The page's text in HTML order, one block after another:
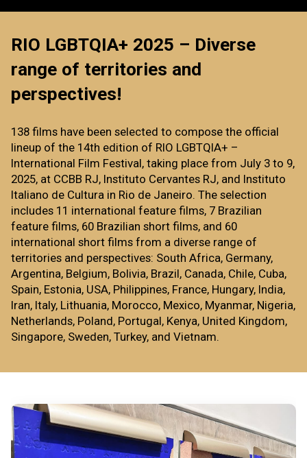
RIO LGBTQIA+ 2025 – Diverse
range of territories and
perspectives!
138 films have been selected to compose the official
lineup of the 14th edition of RIO LGBTQIA+ –
International Film Festival, taking place from July 3 to 9,
2025, at CCBB RJ, Instituto Cervantes RJ, and Instituto
Italiano de Cultura in Rio de Janeiro. The selection
includes 11 international feature films, 7 Brazilian
feature films, 60 Brazilian short films, and 60
international short films from a diverse range of
territories and perspectives: South Africa, Germany,
Argentina, Belgium, Bolivia, Brazil, Canada, Chile, Cuba,
Spain, Estonia, USA, Philippines, France, Hungary, India,
Iran, Italy, Lithuania, Morocco, Mexico, Myanmar, Nigeria,
Netherlands, Poland, Portugal, Kenya, United Kingdom,
Singapore, Sweden, Turkey, and Vietnam.